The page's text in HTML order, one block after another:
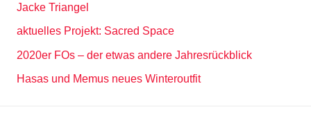
Jacke Triangel
aktuelles Projekt: Sacred Space
2020er FOs – der etwas andere Jahresrückblick
Hasas und Memus neues Winteroutfit